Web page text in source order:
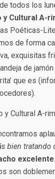
todos los
y Cultural A-
Poéticas-
de forma
exquisitas
de
que es
bien tratando
excelente
son